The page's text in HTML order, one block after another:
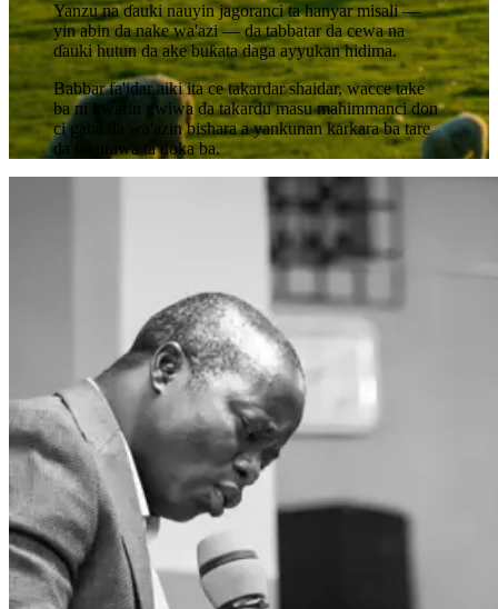
Yanzu na ɗauki nauyin jagoranci ta hanyar misali —
yin abin da nake wa'azi — da tabbatar da cewa na
ɗauki hutun da ake buƙata daga ayyukan hidima.
Babbar fa'idar aiki ita ce takardar shaidar, wacce take
ba ni kwarin gwiwa da takardu masu mahimmanci don
ci gaba da wa'azin bishara a yankunan karkara ba tare
da takurawa ta doka ba.